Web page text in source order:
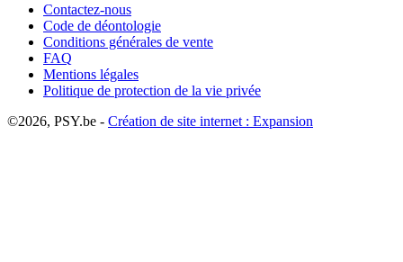
Contactez-nous
Code de déontologie
Conditions générales de vente
FAQ
Mentions légales
Politique de protection de la vie privée
©2026, PSY.be - Création de site internet : Expansion